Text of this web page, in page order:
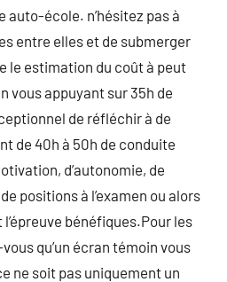
auto-école. n’hésitez pas à
entre elles et de submerger
le estimation du coût à peut
vous appuyant sur 35h de
de réfléchir à de
de 40h à 50h de conduite
d’autonomie, de
positions à l’examen ou alors
bénéfiques.Pour les
qu’un écran témoin vous
ne soit pas uniquement un